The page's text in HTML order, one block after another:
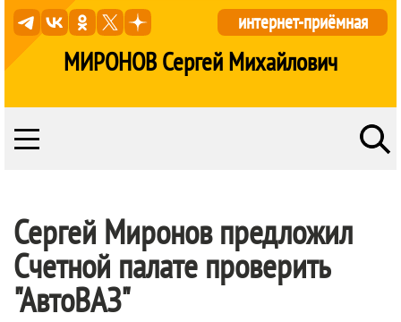
МИРОНОВ Сергей Михайлович
интернет-приёмная
Сергей Миронов предложил
Счетной палате проверить
"АвтоВАЗ"